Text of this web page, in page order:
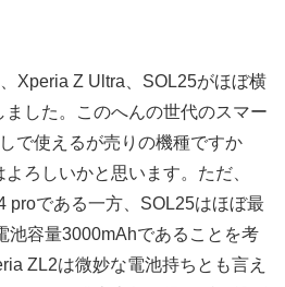
Xperia Z Ultra、SOL25がほぼ横
した。このへんの世代のスマー
で使えるが売りの機種ですか
ろしいかと思います。ただ、
proである一方、SOL25はほぼ最
池容量3000mAhであることを考
ZL2は微妙な電池持ちとも言え